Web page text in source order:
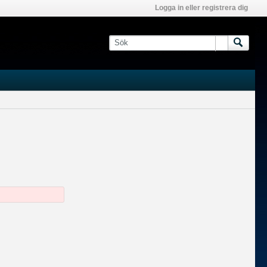
Logga in eller registrera dig